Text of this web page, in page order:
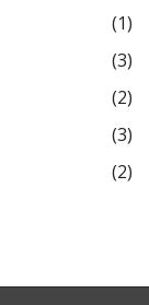
(1)
(3)
(2)
(3)
(2)